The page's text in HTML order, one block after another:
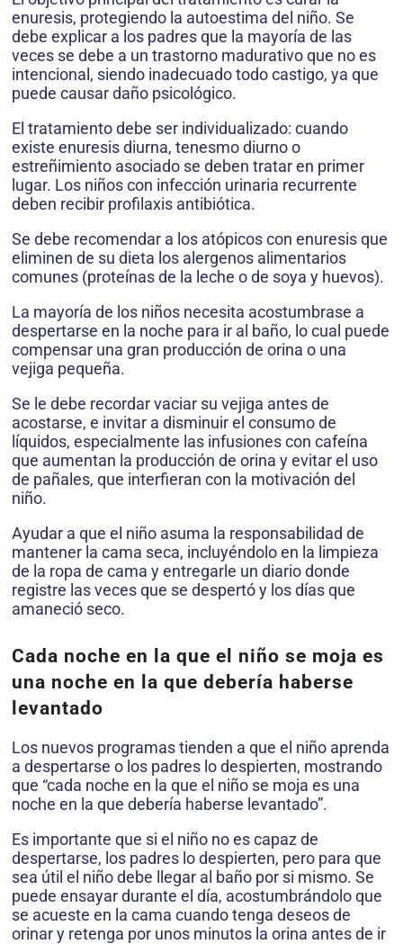
enuresis, protegiendo la autoestima del niño. Se
debe explicar a los padres que la mayoría de las
veces se debe a un trastorno madurativo que no es
intencional, siendo inadecuado todo castigo, ya que
puede causar daño psicológico.
El tratamiento debe ser individualizado: cuando
existe enuresis diurna, tenesmo diurno o
estreñimiento asociado se deben tratar en primer
lugar. Los niños con infección urinaria recurrente
deben recibir profilaxis antibiótica.
Se debe recomendar a los atópicos con enuresis que
eliminen de su dieta los alergenos alimentarios
comunes (proteínas de la leche o de soya y huevos).
La mayoría de los niños necesita acostumbrase a
despertarse en la noche para ir al baño, lo cual puede
compensar una gran producción de orina o una
vejiga pequeña.
Se le debe recordar vaciar su vejiga antes de
acostarse, e invitar a disminuir el consumo de
líquidos, especialmente las infusiones con cafeína
que aumentan la producción de orina y evitar el uso
de pañales, que interfieran con la motivación del
niño.
Ayudar a que el niño asuma la responsabilidad de
mantener la cama seca, incluyéndolo en la limpieza
de la ropa de cama y entregarle un diario donde
registre las veces que se despertó y los días que
amaneció seco.
Cada noche en la que el niño se moja es
una noche en la que debería haberse
levantado
Los nuevos programas tienden a que el niño aprenda
a despertarse o los padres lo despierten, mostrando
que “cada noche en la que el niño se moja es una
noche en la que debería haberse levantado”.
Es importante que si el niño no es capaz de
despertarse, los padres lo despierten, pero para que
sea útil el niño debe llegar al baño por si mismo. Se
puede ensayar durante el día, acostumbrándolo que
se acueste en la cama cuando tenga deseos de
orinar y retenga por unos minutos la orina antes de ir